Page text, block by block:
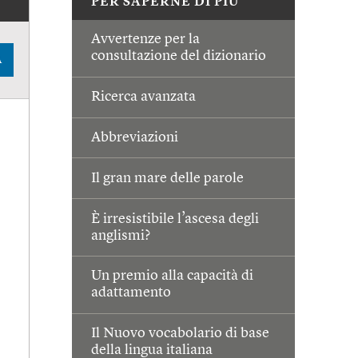
Avvertenze per la
consultazione del dizionario
Ricerca avanzata
Abbreviazioni
Il gran mare delle parole
È irresistibile l’ascesa degli
anglismi?
Un premio alla capacità di
adattamento
Il Nuovo vocabolario di base
della lingua italiana